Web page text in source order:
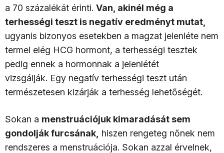
a 70 százalékát érinti. Van, akinél még a
terhességi teszt is negatív eredményt mutat,
ugyanis bizonyos esetekben a magzat jelenléte nem
termel elég HCG hormont, a terhességi tesztek
pedig ennek a hormonnak a jelenlétét
vizsgálják. Egy negatív terhességi teszt után
természetesen kizárják a terhesség lehetőségét.
Sokan a menstruációjuk kimaradását sem
gondolják furcsának, hiszen rengeteg nőnek nem
rendszeres a menstruációja. Sokan azzal érvelnek,